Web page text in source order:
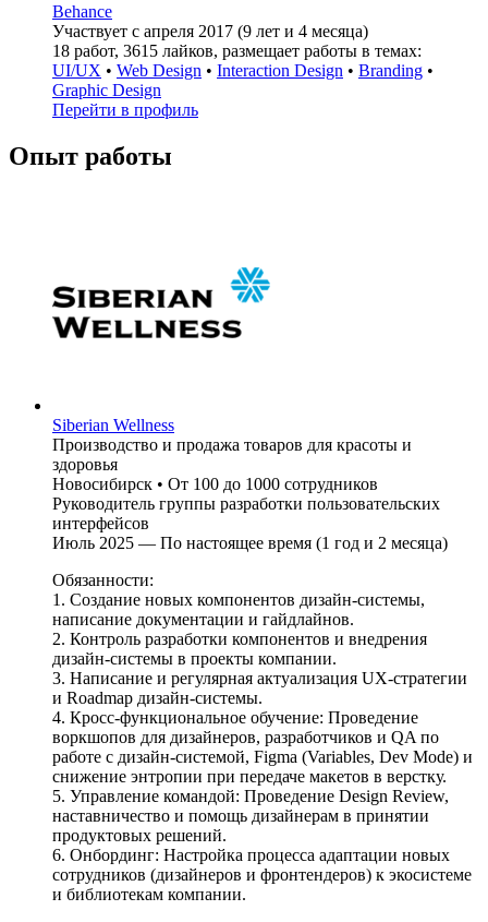
Behance
Участвует c апреля 2017 (9 лет и 4 месяца)
18 работ, 3615 лайков, размещает работы в темах:
UI/UX • Web Design • Interaction Design • Branding •
Graphic Design
Перейти в профиль
Опыт работы
Siberian Wellness
Производство и продажа товаров для красоты и
здоровья
Новосибирск • От 100 до 1000 сотрудников
Руководитель группы разработки пользовательских
интерфейсов
Июль 2025 — По настоящее время (1 год и 2 месяца)
Обязанности:
1. Создание новых компонентов дизайн-системы,
написание документации и гайдлайнов.
2. Контроль разработки компонентов и внедрения
дизайн-системы в проекты компании.
3. Написание и регулярная актуализация UX-стратегии
и Roadmap дизайн-системы.
4. Кросс-функциональное обучение: Проведение
воркшопов для дизайнеров, разработчиков и QA по
работе с дизайн-системой, Figma (Variables, Dev Mode) и
снижение энтропии при передаче макетов в верстку.
5. Управление командой: Проведение Design Review,
наставничество и помощь дизайнерам в принятии
продуктовых решений.
6. Онбординг: Настройка процесса адаптации новых
сотрудников (дизайнеров и фронтендеров) к экосистеме
и библиотекам компании.